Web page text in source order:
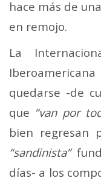
hace más de
en remojo.
La
quedarse -de
que “van por
bien regresan
“sandinista”
días- a los